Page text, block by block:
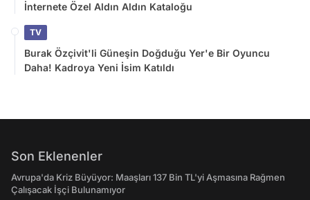
İnternete Özel Aldın Aldın Kataloğu
TV
Burak Özçivit'li Güneşin Doğduğu Yer'e Bir Oyuncu
Daha! Kadroya Yeni İsim Katıldı
Son Eklenenler
Avrupa'da Kriz Büyüyor: Maaşları 137 Bin TL'yi Aşmasına Rağmen
Çalışacak İşçi Bulunamıyor